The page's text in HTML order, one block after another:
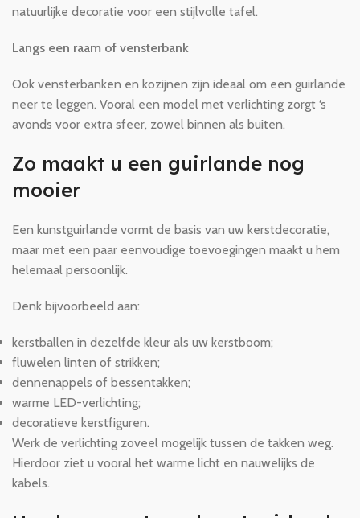
natuurlijke decoratie voor een stijlvolle tafel.
Langs een raam of vensterbank
Ook vensterbanken en kozijnen zijn ideaal om een guirlande
neer te leggen. Vooral een model met verlichting zorgt ‘s
avonds voor extra sfeer, zowel binnen als buiten.
Zo maakt u een guirlande nog
mooier
Een kunstguirlande vormt de basis van uw kerstdecoratie,
maar met een paar eenvoudige toevoegingen maakt u hem
helemaal persoonlijk.
Denk bijvoorbeeld aan:
kerstballen in dezelfde kleur als uw kerstboom;
fluwelen linten of strikken;
dennenappels of bessentakken;
warme LED-verlichting;
decoratieve kerstfiguren.
Werk de verlichting zoveel mogelijk tussen de takken weg.
Hierdoor ziet u vooral het warme licht en nauwelijks de
kabels.